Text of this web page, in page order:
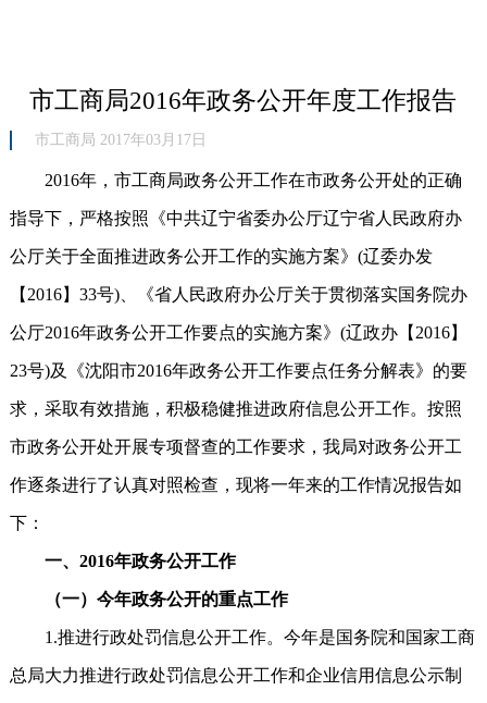
市工商局2016年政务公开年度工作报告
市工商局 2017年03月17日
2016年，市工商局政务公开工作在市政务公开处的正确
指导下，严格按照《中共辽宁省委办公厅辽宁省人民政府办
公厅关于全面推进政务公开工作的实施方案》(辽委办发
【2016】33号)、《省人民政府办公厅关于贯彻落实国务院办
公厅2016年政务公开工作要点的实施方案》(辽政办【2016】
23号)及《沈阳市2016年政务公开工作要点任务分解表》的要
求，采取有效措施，积极稳健推进政府信息公开工作。按照
市政务公开处开展专项督查的工作要求，我局对政务公开工
作逐条进行了认真对照检查，现将一年来的工作情况报告如
下：
一、2016年政务公开工作
（一）今年政务公开的重点工作
1.推进行政处罚信息公开工作。今年是国务院和国家工商
总局大力推进行政处罚信息公开工作和企业信用信息公示制